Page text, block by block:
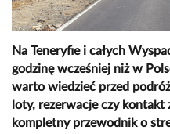
Na Teneryfie i całych
godzinę wcześniej niż w
warto wiedzieć przed
loty, rezerwacje czy kontakt
kompletny przewodnik o